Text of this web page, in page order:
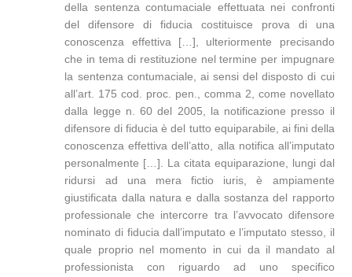
della sentenza contumaciale effettuata nei confronti
del difensore di fiducia costituisce prova di una
conoscenza effettiva […], ulteriormente precisando
che in tema di restituzione nel termine per impugnare
la sentenza contumaciale, ai sensi del disposto di cui
all’art. 175 cod. proc. pen., comma 2, come novellato
dalla legge n. 60 del 2005, la notificazione presso il
difensore di fiducia è del tutto equiparabile, ai fini della
conoscenza effettiva dell’atto, alla notifica all’imputato
personalmente […]. La citata equiparazione, lungi dal
ridursi ad una mera fictio iuris, è ampiamente
giustificata dalla natura e dalla sostanza del rapporto
professionale che intercorre tra l’avvocato difensore
nominato di fiducia dall’imputato e l’imputato stesso, il
quale proprio nel momento in cui da il mandato al
professionista con riguardo ad uno specifico